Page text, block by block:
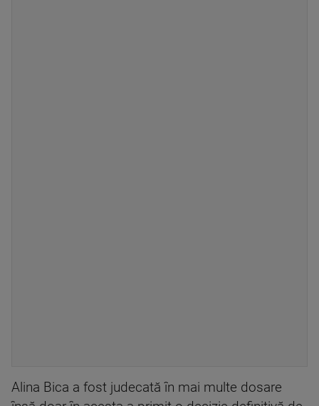
Alina Bica a fost judecată în mai multe dosare